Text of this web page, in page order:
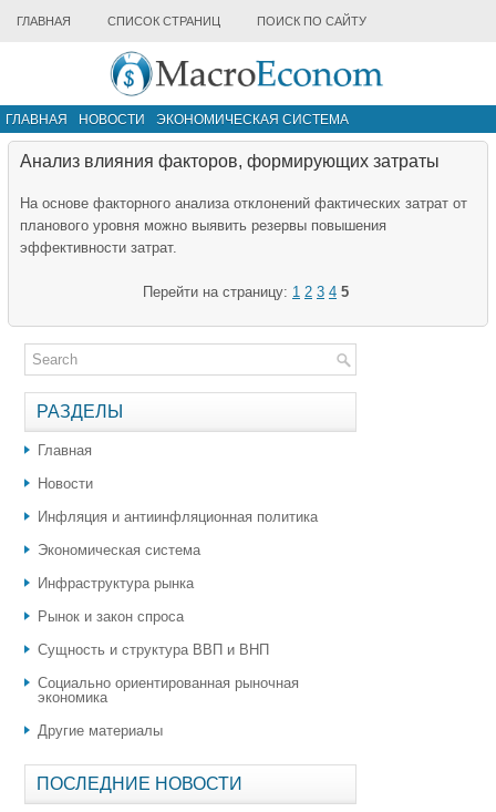
ГЛАВНАЯ СПИСОК СТРАНИЦ ПОИСК ПО САЙТУ
ГЛАВНАЯ НОВОСТИ
ЭКОНОМИЧЕСКАЯ СИСТЕМА
ИНФРАСТРУКТУРА РЫНКА
Анализ влияния факторов, формирующих затраты
На основе факторного анализа отклонений фактических затрат от
планового уровня можно выявить резервы повышения
эффективности затрат.
Перейти на страницу: 1 2 3 4 5
РАЗДЕЛЫ
Главная
Новости
Инфляция и антиинфляционная политика
Экономическая система
Инфраструктура рынка
Рынок и закон спроса
Сущность и структура ВВП и ВНП
Социально ориентированная рыночная
экономика
Другие материалы
ПОСЛЕДНИЕ НОВОСТИ